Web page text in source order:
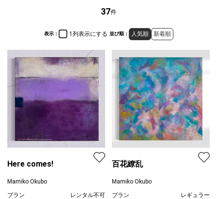
37件
表示： 1列表示にする 並び順： 人気順 新着順
Here comes!
Mamiko Okubo
プラン
レンタル不可
百花繚乱
Mamiko Okubo
プラン
レギュラー